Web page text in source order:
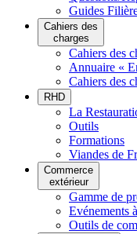
Guides
Cahiers des
charges
Cahiers des
Annuaire «
Cahiers des
RHD
La
Outils
Formations
Viandes de
Commerce
extérieur
Gamme de
Evénements
Outils de